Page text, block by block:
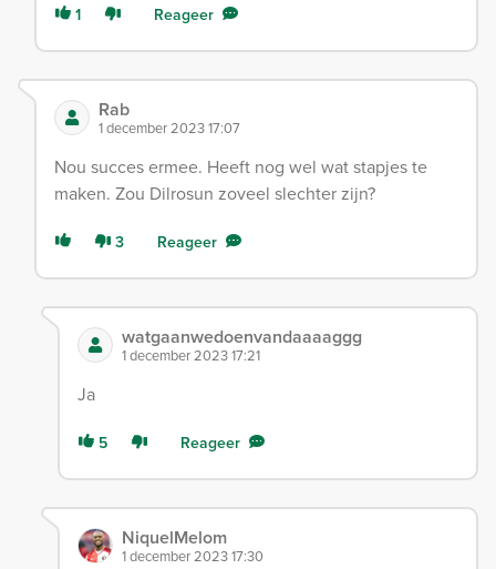
1 Reageer
Rab
1 december 2023 17:07
Nou succes ermee. Heeft nog wel wat stapjes te
maken. Zou Dilrosun zoveel slechter zijn?
3 Reageer
watgaanwedoenvandaaaaggg
1 december 2023 17:21
Ja
5 Reageer
NiquelMelom
1 december 2023 17:30